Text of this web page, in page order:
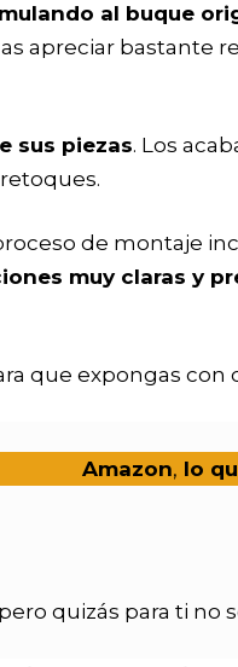
al buque
apreciar bastante
sus piezas. Los
de montaje
muy claras y
que expongas
Amazon, lo
quizás para ti no